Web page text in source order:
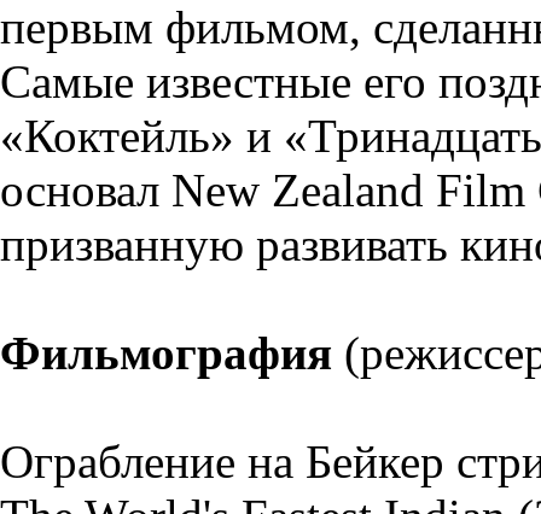
первым фильмом,
Самые известные его
«Коктейль» и
основал New Zealand
призванную развивать
Фильмография
Ограбление на Бейкер